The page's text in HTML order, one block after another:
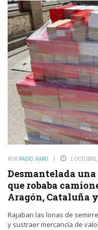
POR RADIO HARO 1
Desmantelada
que robaba
Aragón, Cataluña
Rajaban las lonas de
y sustraer mercancía de